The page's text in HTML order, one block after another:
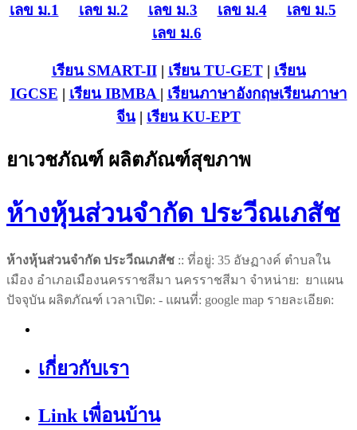
เลข ม.1 เลข ม.2 เลข ม.3 เลข ม.4
เลข ม.5
เลข ม.6
เรียน SMART-II| เรียน TU-GET| เรียน
IGCSE | เรียน IBMBA | เรียนภาษาอังกฤษเรียนภาษา
จีน | เรียน KU-EPT
ยาเวชภัณฑ์ ผลิตภัณฑ์สุขภาพ
ห้างหุ้นส่วนจำกัด ประวีณเภสัช
ห้างหุ้นส่วนจำกัด ประวีณเภสัช :: ที่อยู่: 35 อัษฏางค์ ตำบลใน
เมือง อำเภอเมืองนครราชสีมา นครราชสีมา จำหน่าย: ยาแผน
ปัจจุบัน ผลิตภัณฑ์ เวลาเปิด: - แผนที่: google map รายละเอียด:
เกี่ยวกับเรา
Link เพื่อนบ้าน